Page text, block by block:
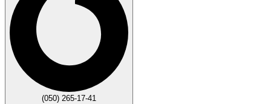
(050) 265-17-41